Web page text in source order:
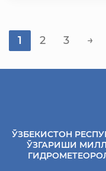
1 2 3 →
ЎЗБЕКИСТОН
ЎЗГАРИШИ